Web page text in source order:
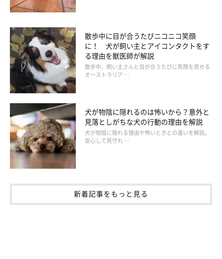
ワクチン証明書なども重要
このほか、ワクチン証明書や狂犬病予防注射済票も重要な常備品
です。また、軍手があると安全に作業ができるので常備しておく
とよいでしょう。
では、避難時にはどのようなことに注意すればよいでしょうか。
避難時の注意点をご紹介します。
散歩中に目が合うたびニコニコ笑顔
に！ 犬が飼い主とアイコンタクトをす
る理由を獣医師が解説
散歩中、飼い主さんと目が合うたびに笑顔を見せる
オーストラリア …
犬が物陰に隠れるのは怖いから？意外と
見落としがちな犬の行動の理由を解説
犬が物陰に隠れる理由や怖いときとの違いを解説。
安心して見守れ …
新着記事をもっと見る